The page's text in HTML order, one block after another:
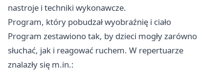
nastroje i techniki wykonawcze.
Program, który pobudzał wyobraźnię i ciało
Program zestawiono tak, by dzieci mogły zarówno
słuchać, jak i reagować ruchem. W repertuarze
znalazły się m.in.: